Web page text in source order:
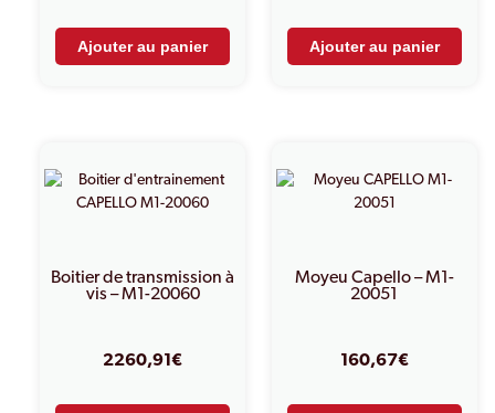
Ajouter au panier Ajouter au panier
Boitier de transmission à
vis – M1-20060
2260,91€
Moyeu Capello – M1-
20051
160,67€